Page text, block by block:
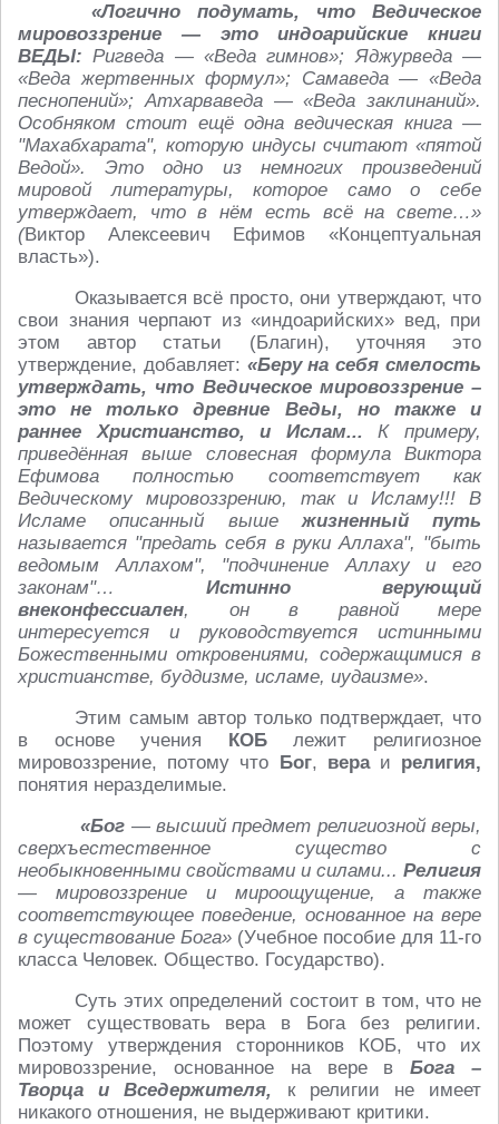
«Логично подумать, что Ведическое
мировоззрение — это индоарийские книги
ВЕДЫ:Ригведа — «Веда гимнов»; Яджурведа —
«Веда жертвенных формул»; Самаведа — «Веда
песнопений»; Атхарваведа — «Веда заклинаний».
Особняком стоит ещё одна ведическая книга —
"Махабхарата", которую индусы считают «пятой
Ведой». Это одно из немногих произведений
мировой литературы, которое само о себе
утверждает, что в нём есть всё на свете…»
(Виктор Алексеевич Ефимов «Концептуальная
власть»).
Оказывается всё просто, они утверждают, что
свои знания черпают из «индоарийских» вед, при
этом автор статьи (Благин), уточняя это
утверждение, добавляет: «Беру на себя смелость
утверждать, что Ведическое мировоззрение –
это не только древние Веды, но также и
раннее Христианство, и Ислам...К примеру,
приведённая выше словесная формула Виктора
Ефимова полностью соответствует как
Ведическому мировоззрению, так и Исламу!!! В
Исламе описанный вышежизненный путь
называется "предать себя в руки Аллаха", "быть
ведомым Аллахом", "подчинение Аллаху и его
законам"… Истинно верующий
внеконфессиален, он в равной мере
интересуется и руководствуется истинными
Божественными откровениями, содержащимися в
христианстве, буддизме, исламе, иудаизме».
Этим самым автор только подтверждает, что
в основе учения КОБлежит религиозное
мировоззрение, потому что Бог, вера и религия,
понятия неразделимые.
«Бог — высший предмет религиозной веры,
сверхъестественное существо с
необыкновенными свойствами и силами... Религия
— мировоззрение и мироощущение, а также
соответствующее поведение, основанное на вере
в существование Бога» (Учебное пособие для 11-го
класса Человек. Общество. Государство).
Суть этих определений состоит в том, что не
может существовать вера в Бога без религии.
Поэтому утверждения сторонников КОБ, что их
мировоззрение, основанное на вере вБога –
Творца и Вседержителя, к религии не имеет
никакого отношения, не выдерживают критики.